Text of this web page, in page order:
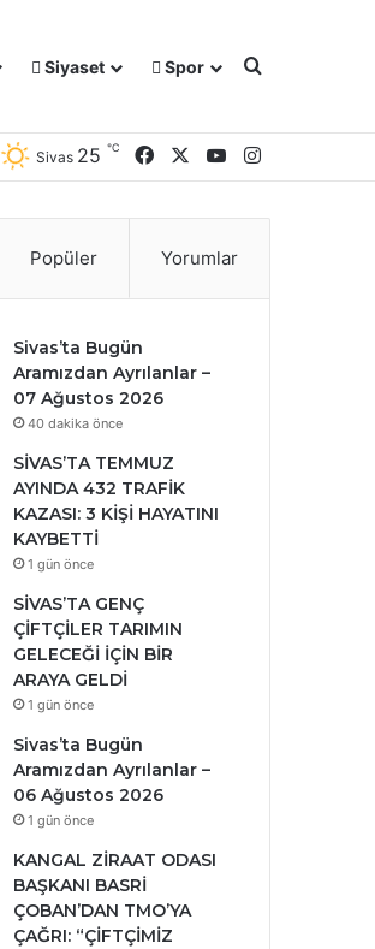
Siyaset Spor Arama yap
Sivas 25 ℃ FacebookYouTubeInstagram
Popüler Yorumlar
Sivas’ta Bugün
Aramızdan Ayrılanlar –
07 Ağustos 2026
40 dakika önce
SİVAS’TA TEMMUZ
AYINDA 432 TRAFİK
KAZASI: 3 KİŞİ HAYATINI
KAYBETTİ
1 gün önce
SİVAS’TA GENÇ
ÇİFTÇİLER TARIMIN
GELECEĞİ İÇİN BİR
ARAYA GELDİ
1 gün önce
Sivas’ta Bugün
Aramızdan Ayrılanlar –
06 Ağustos 2026
1 gün önce
KANGAL ZİRAAT ODASI
BAŞKANI BASRİ
ÇOBAN’DAN TMO’YA
ÇAĞRI: “ÇİFTÇİMİZ